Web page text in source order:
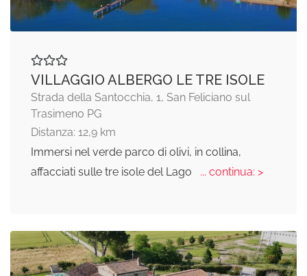
VILLAGGIO ALBERGO LE TRE ISOLE
Strada della Santocchia, 1, San Feliciano sul
Trasimeno PG
Distanza: 12,9 km
Immersi nel verde parco di olivi, in collina,
affacciati sulle tre isole del Lago
... continua: >